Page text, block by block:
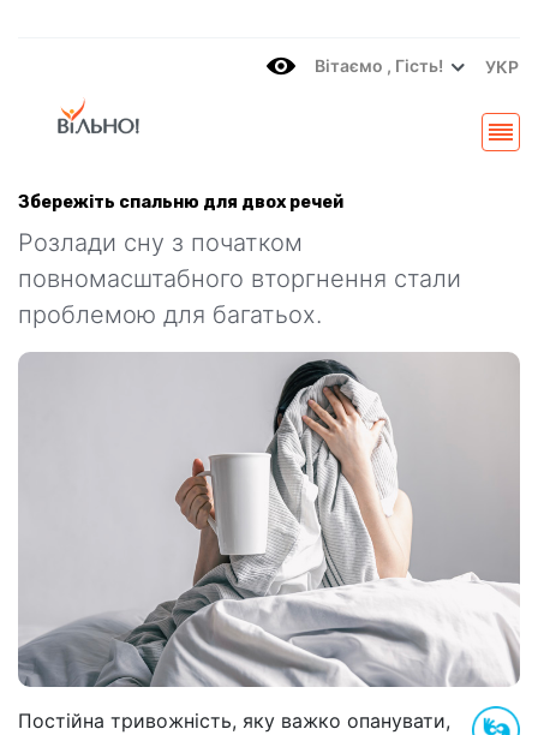
Вітаємo , Гість! УКР
Збережіть спальню для двох речей
Розлади сну з початком
повномасштабного вторгнення стали
проблемою для багатьох.
Постійна тривожність, яку важко опанувати,